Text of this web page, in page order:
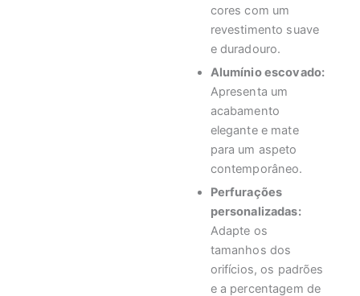
cores com um
revestimento suave
e duradouro.
Alumínio escovado:
Apresenta um
acabamento
elegante e mate
para um aspeto
contemporâneo.
Perfurações
personalizadas:
Adapte os
tamanhos dos
orifícios, os padrões
e a percentagem de